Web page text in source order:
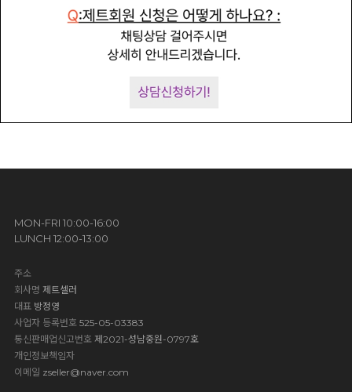
MON-FRI 10:00-16:00
LUNCH 12:00-13:00
주소
회사명 제트셀러
대표방정영
사업자 등록번호 525-05-03383
통신판매업신고번호 제2021-성남중원-0797호
개인정보책임자
이메일 zseller@naver.com